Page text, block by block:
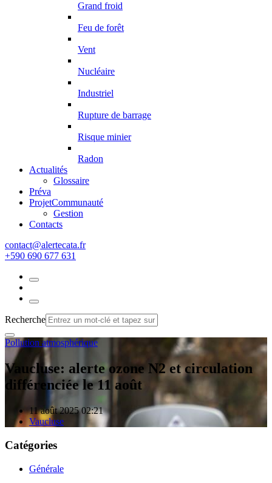
Grand froid
Feu de forêt
Vent
Nucléaire
Industriel
Rupture de barrage
Risque minier
Radon
Actualités
Glossaire
Préva
ProjetCommunauté
Gestion
Contacts
rf.atacetrela@tcatnoc
+590 690 677 631
Recherche
Pollution atmosphérique
Vaucluse: alerte ozone N2 et circulation
différenciée le 11 août
11 août 2025 02:21
Vaucluse
Catégories
Générale